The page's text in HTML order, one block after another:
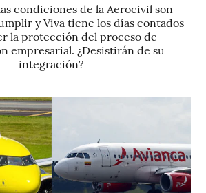
condiciones de la Aerocivil son
y Viva tiene los días contados
la protección del proceso de
empresarial. ¿Desistirán de su
integración?